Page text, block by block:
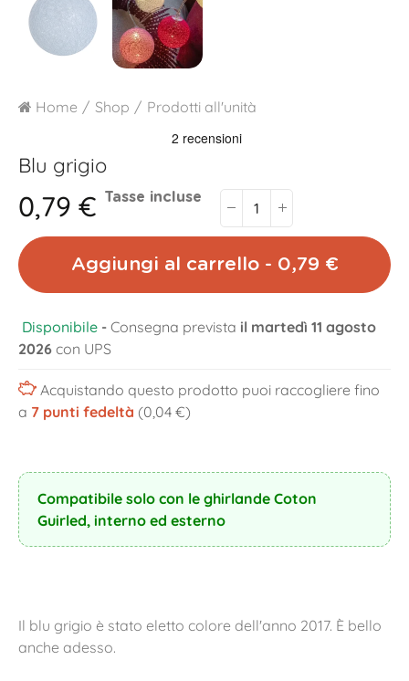
Home Shop Prodotti all'unità
Blu grigio
0,79 € Tasse incluse
Aggiungi al carrello - 0,79 €
Disponibile - Consegna prevista il martedì 11 agosto
2026 con UPS
Acquistando questo prodotto puoi raccogliere fino
a 7 punti fedeltà (0,04 €)
Compatibile solo con le ghirlande Coton
Guirled, interno ed esterno
Il blu grigio è stato eletto colore dell'anno 2017. È bello
anche adesso.